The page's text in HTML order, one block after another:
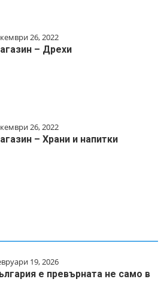
26, 2022
– Дрехи
26, 2022
– Храни и напитки
19, 2026
е превърната не само в